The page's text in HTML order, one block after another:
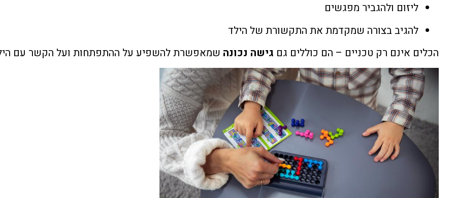
ליזום ולהגביר מפגשים
להגיב בצורה שמקדמת את התקשורת של הילד
הכלים אינם רק טכניים – הם כוללים גם גישה נכונה שמאפשרת להשפיע על ההתפתחות ועל הקשר עם